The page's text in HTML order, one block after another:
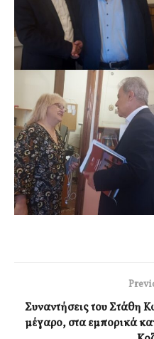
Συναντήσεις του Στάθη
μέγαρο, στα εμπορικά